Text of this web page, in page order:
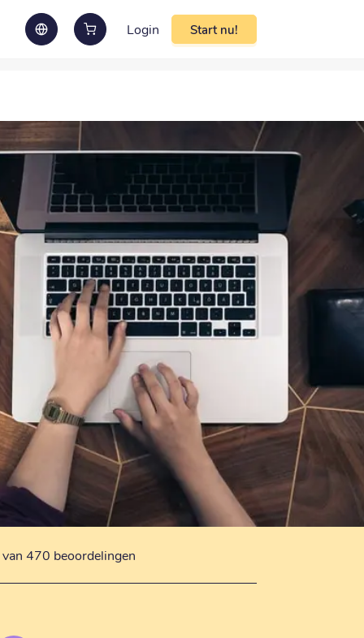
Login Start nu!
470 beoordelingen